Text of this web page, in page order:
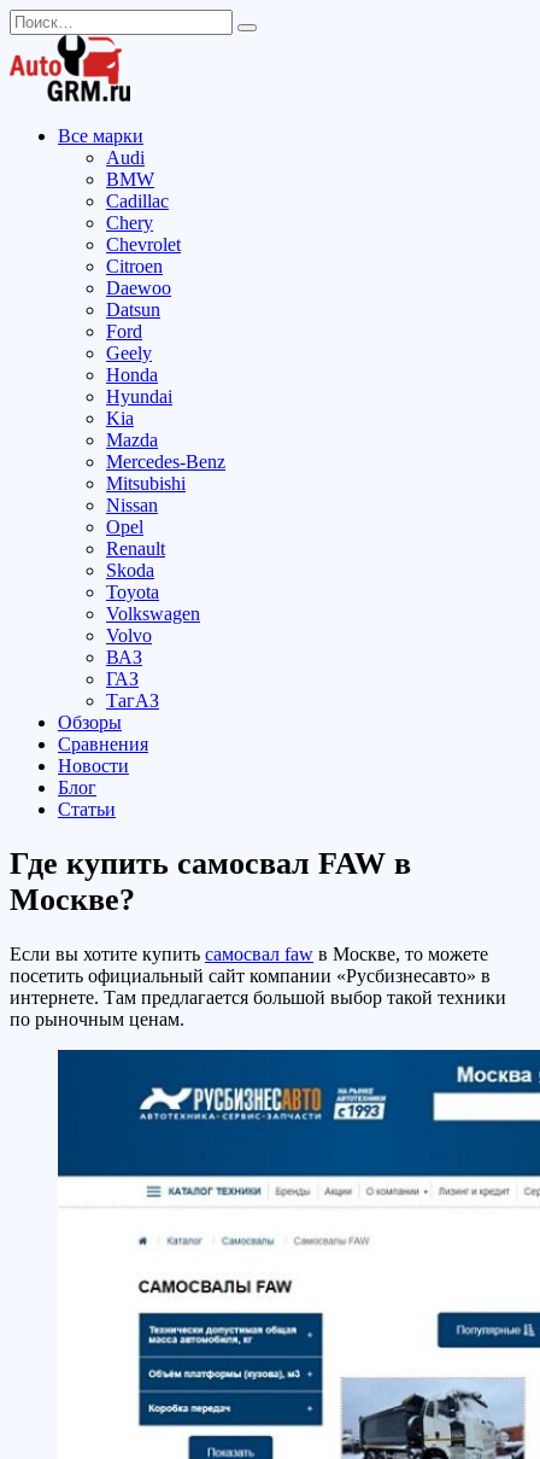
Перейти
к
содержанию
Search
for:
Все марки
Audi
BMW
Cadillac
Chery
Chevrolet
Citroen
Daewoo
Datsun
Ford
Geely
Honda
Hyundai
Kia
Mazda
Mercedes-Benz
Mitsubishi
Nissan
Opel
Renault
Skoda
Toyota
Volkswagen
Volvo
ВАЗ
ГАЗ
ТагАЗ
Обзоры
Сравнения
Новости
Блог
Статьи
Где купить самосвал FAW в
Москве?
Если вы хотите купить самосвал faw в Москве, то можете
посетить официальный сайт компании «Русбизнесавто» в
интернете. Там предлагается большой выбор такой техники
по рыночным ценам.